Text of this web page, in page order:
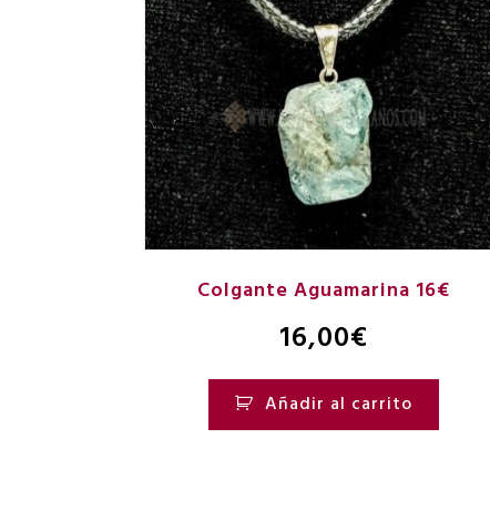
Colgante Aguamarina 16€
16,00€
Añadir al carrito